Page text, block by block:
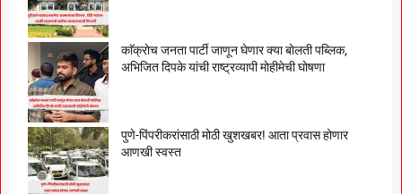
काॅक्राेच जनता पार्टी जाणून घेणार क्या बाेलती पब्लिक,
अभिजित दिपके यांची राष्ट्रव्यापी माेहीमेची घाेषणा
पुणे-पिंपरीकरांसाठी मोठी खुशखबर! आता प्रवास होणार
आणखी स्वस्त